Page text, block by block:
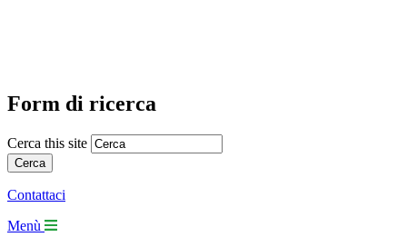
Form di ricerca
Cerca this site
Contattaci
Menù